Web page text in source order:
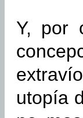
Y, por
utopía